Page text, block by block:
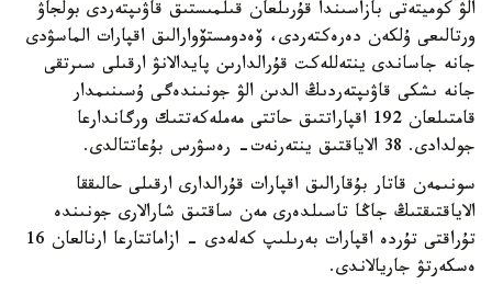
الۋ كوميتەتى بازاسىندا قۇرىلعان قىلمىستىق قاۋىپتەردى بولجاۋ
ورتالىعى ۇلكەن دەرەكتەردى، ۆەدومستۆوارالىق اقپارات الماسۋدى
جانە جاساندى ينتەللەكت قۇرالدارىن پايدالانۋ ارقىلى سىرتقى
جانە ىشكى قاۋىپتەردىڭ الدىن الۋ جونىندەگى ۇسىنىمدار
قامتىلعان 192 اقپاراتتىق حاتتى مەملەكەتتىك ورگاندارعا
جولدادى. 38 الاياقتىق ينتەرنەت- رەسۋرس بۇعاتتالدى.
سونىمەن قاتار بۇقارالىق اقپارات قۇرالدارى ارقىلى حالىققا
الاياقتىقتىڭ جاڭا تاسىلدەرى مەن ساقتىق شارالارى جونىندە
تۇراقتى تۇردە اقپارات بەرىلىپ كەلەدى - ازاماتتارعا ارنالعان 16
ەسكەرتۋ جاريالاندى.